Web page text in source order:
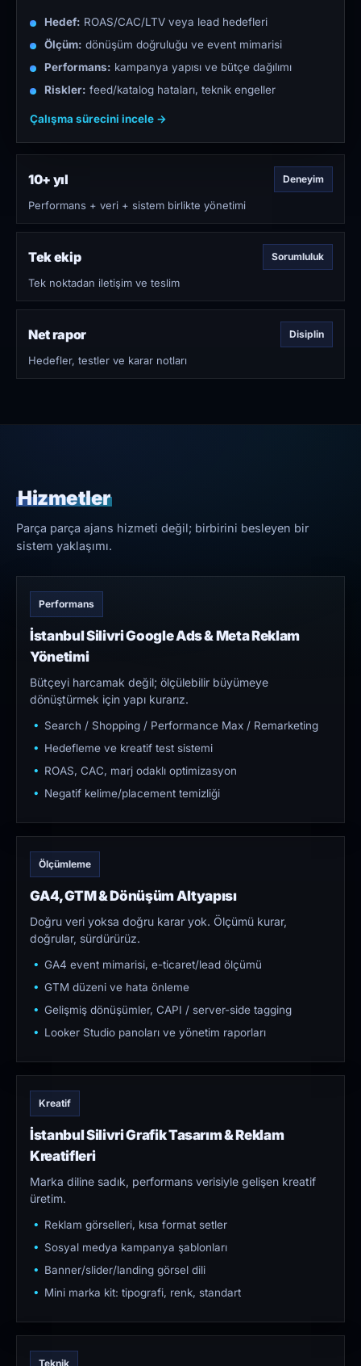
Hedef: ROAS/CAC/LTV veya lead hedefleri
Ölçüm: dönüşüm doğruluğu ve event mimarisi
Performans: kampanya yapısı ve bütçe dağılımı
Riskler: feed/katalog hataları, teknik engeller
Çalışma sürecini incele →
10+ yıl Deneyim
Performans + veri + sistem birlikte yönetimi
Tek ekip Sorumluluk
Tek noktadan iletişim ve teslim
Net rapor Disiplin
Hedefler, testler ve karar notları
Hizmetler
Parça parça ajans hizmeti değil; birbirini besleyen bir
sistem yaklaşımı.
Performans
İstanbul Silivri Google Ads & Meta Reklam
Yönetimi
Bütçeyi harcamak değil; ölçülebilir büyümeye
dönüştürmek için yapı kurarız.
Search / Shopping / Performance Max / Remarketing
Hedefleme ve kreatif test sistemi
ROAS, CAC, marj odaklı optimizasyon
Negatif kelime/placement temizliği
Ölçümleme
GA4, GTM & Dönüşüm Altyapısı
Doğru veri yoksa doğru karar yok. Ölçümü kurar,
doğrular, sürdürürüz.
GA4 event mimarisi, e-ticaret/lead ölçümü
GTM düzeni ve hata önleme
Gelişmiş dönüşümler, CAPI / server-side tagging
Looker Studio panoları ve yönetim raporları
Kreatif
İstanbul Silivri Grafik Tasarım & Reklam
Kreatifleri
Marka diline sadık, performans verisiyle gelişen kreatif
üretim.
Reklam görselleri, kısa format setler
Sosyal medya kampanya şablonları
Banner/slider/landing görsel dili
Mini marka kit: tipografi, renk, standart
Teknik